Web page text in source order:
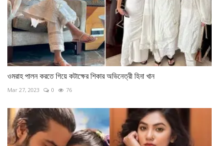
ওমরাহ পালন করতে গিয়ে কটাক্ষের শিকার অভিনেত্রী হিনা খান
Mar 27, 2023 0 76